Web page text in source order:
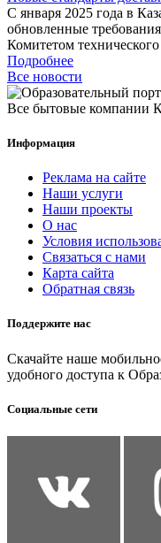
С января 2025 года в
обновленные
Комитетом
Подробнее
Все новости
Все бытовые компании
Информация
Реклама на сайте
Наши услуги
Наши проекты
О нас
Условия
Связаться с нами
Карта сайта
Обратная связь
Поддержите нас
Скачайте наше
удобного доступа к
Социальные сети